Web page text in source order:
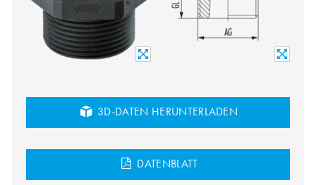
3D-DATEN HERUNTERLADEN
DATENBLATT